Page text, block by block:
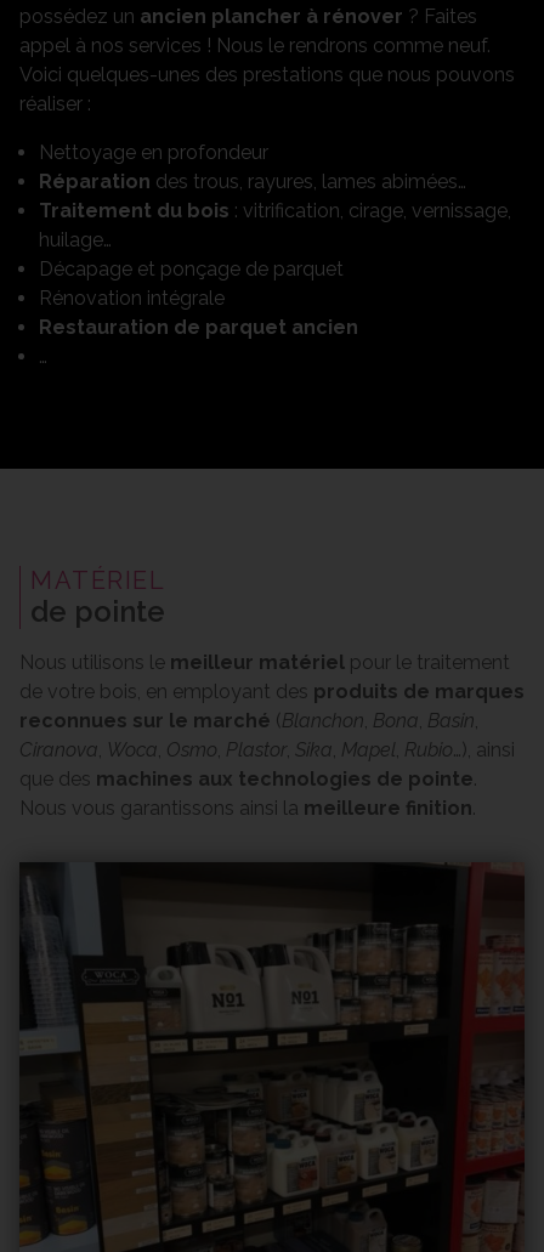
possédez un ancien plancher à rénover ? Faites
appel à nos services ! Nous le rendrons comme neuf.
Voici quelques-unes des prestations que nous pouvons
réaliser :
Nettoyage en profondeur
Réparation des trous, rayures, lames abimées…
Traitement du bois : vitrification, cirage, vernissage,
huilage…
Décapage et ponçage de parquet
Rénovation intégrale
Restauration de parquet ancien
…
MATÉRIEL
de pointe
Nous utilisons le meilleur matériel pour le traitement
de votre bois, en employant des produits de marques
reconnues sur le marché (Blanchon, Bona, Basin,
Ciranova, Woca, Osmo, Plastor, Sika, Mapel, Rubio…), ainsi
que des machines aux technologies de pointe.
Nous vous garantissons ainsi la meilleure finition.